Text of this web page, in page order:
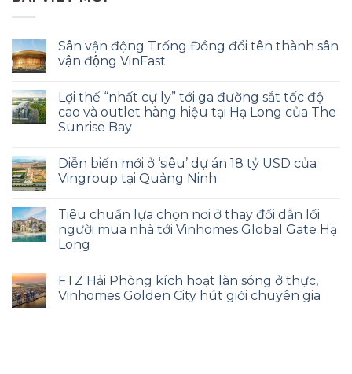
Sân vận động Trống Đồng đổi tên thành sân
vận động VinFast
Lợi thế “nhất cự ly” tới ga đường sắt tốc độ
cao và outlet hàng hiệu tại Hạ Long của The
Sunrise Bay
Diễn biến mới ở ‘siêu’ dự án 18 tỷ USD của
Vingroup tại Quảng Ninh
Tiêu chuẩn lựa chọn nơi ở thay đổi dẫn lối
người mua nhà tới Vinhomes Global Gate Hạ
Long
FTZ Hải Phòng kích hoạt làn sóng ở thực,
Vinhomes Golden City hút giới chuyên gia